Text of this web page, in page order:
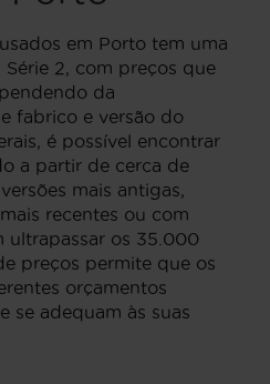
em Porto tem uma
2, com preços que
da
fabrico e versão do
é possível encontrar
a partir de cerca de
mais antigas,
recentes ou com
ultrapassar os 35.000
preços permite que os
orçamentos
se adequam às suas